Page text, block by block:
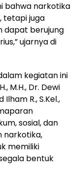
bahwa narkotika
tetapi juga
dapat berujung
ujarnya di
kegiatan ini
M.H., Dr. Dewi
R., S.Kel.,
sosial, dan
narkotika,
memiliki
bentuk